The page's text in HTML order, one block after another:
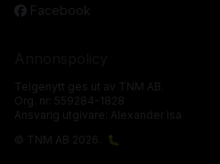
Facebook
Telgenytt ges ut av TNM AB.
Org. nr: 559284-1828
Ansvarig utgivare: Alexander Isa
© TNM AB 2026.
🐛